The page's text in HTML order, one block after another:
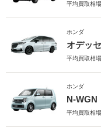
平均買取相場
ホンダ
オデッ
平均買取相場
ホンダ
N-WGN
平均買取相場